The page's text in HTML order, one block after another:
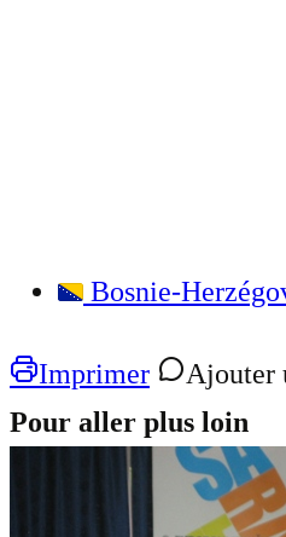
Bosnie-
Imprimer
Ajouter
Pour aller plus loin